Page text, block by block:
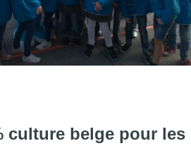
l'article "Les Schtroumpfs soufflent
culture belge pour les